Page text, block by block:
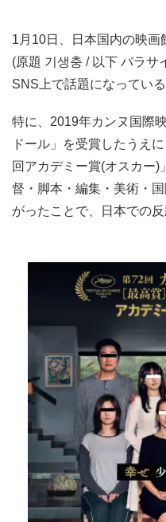
1月10日、日本国内の映
(原題 기생충 / 以下 パラサ
SNS上で話題になっている
特に、2019年カンヌ国際
ドール」を受賞したうえ
回アカデミー賞(オスカー)
督・脚本・編集・美術・
がったことで、日本での